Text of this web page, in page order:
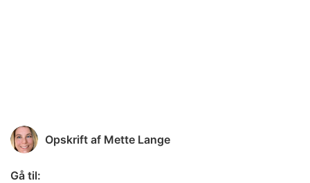
Opskrift af Mette Lange
Gå til: